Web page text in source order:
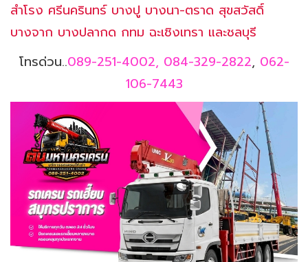
สำโรง ศรีนครินทร์ บางปู บางนา-ตราด สุขสวัสดิ์
บางจาก บางปลากด กทม ฉะเชิงเทรา และชลบุรี
โทรด่วน..089-251-4002, 084-329-2822, 062-
106-7443